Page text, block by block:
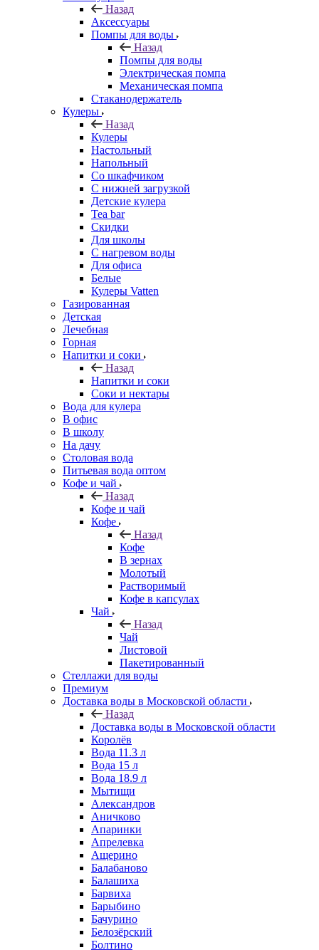
Назад
Аксессуары
Помпы для воды
Назад
Помпы для воды
Электрическая помпа
Механическая помпа
Стаканодержатель
Кулеры
Назад
Кулеры
Настольный
Напольный
Со шкафчиком
С нижней загрузкой
Детские кулера
Tea bar
Скидки
Для школы
С нагревом воды
Для офиса
Белые
Кулеры Vatten
Газированная
Детская
Лечебная
Горная
Напитки и соки
Назад
Напитки и соки
Соки и нектары
Вода для кулера
В офис
В школу
На дачу
Столовая вода
Питьевая вода оптом
Кофе и чай
Назад
Кофе и чай
Кофе
Назад
Кофе
В зернах
Молотый
Растворимый
Кофе в капсулах
Чай
Назад
Чай
Листовой
Пакетированный
Стеллажи для воды
Премиум
Доставка воды в Московской области
Назад
Доставка воды в Московской области
Королёв
Вода 11.3 л
Вода 15 л
Вода 18.9 л
Мытищи
Александров
Аничково
Апаринки
Апрелевка
Ащерино
Балабаново
Балашиха
Барвиха
Барыбино
Бачурино
Белозёрский
Болтино